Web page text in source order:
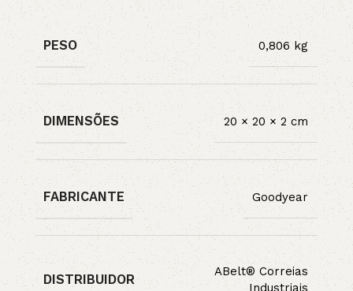
PESO 0,806 kg
DIMENSÕES 20 × 20 × 2 cm
FABRICANTE Goodyear
DISTRIBUIDOR
ABelt® Correias
Industriais